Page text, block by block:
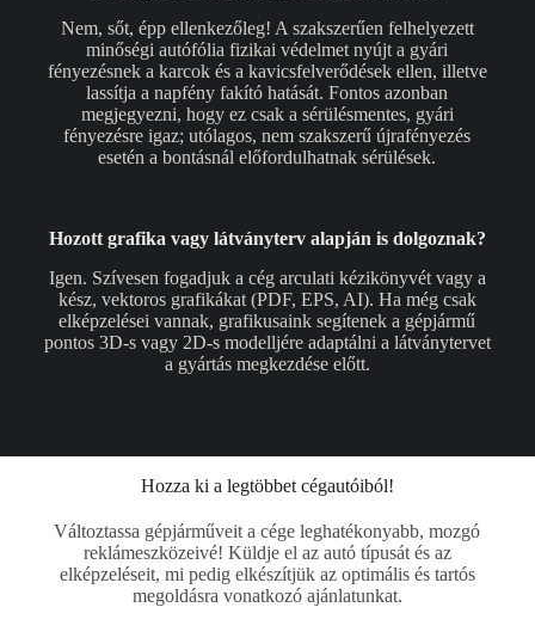
Nem, sőt, épp ellenkezőleg! A szakszerűen felhelyezett
minőségi autófólia fizikai védelmet nyújt a gyári
fényezésnek a karcok és a kavicsfelverődések ellen, illetve
lassítja a napfény fakító hatását. Fontos azonban
megjegyezni, hogy ez csak a sérülésmentes, gyári
fényezésre igaz; utólagos, nem szakszerű újrafényezés
esetén a bontásnál előfordulhatnak sérülések.
Hozott grafika vagy látványterv alapján is dolgoznak?
Igen. Szívesen fogadjuk a cég arculati kézikönyvét vagy a
kész, vektoros grafikákat (PDF, EPS, AI). Ha még csak
elképzelései vannak, grafikusaink segítenek a gépjármű
pontos 3D-s vagy 2D-s modelljére adaptálni a látványtervet
a gyártás megkezdése előtt.
Hozza ki a legtöbbet cégautóiból!
Változtassa gépjárműveit a cége leghatékonyabb, mozgó
reklámeszközeivé! Küldje el az autó típusát és az
elképzeléseit, mi pedig elkészítjük az optimális és tartós
megoldásra vonatkozó ajánlatunkat.